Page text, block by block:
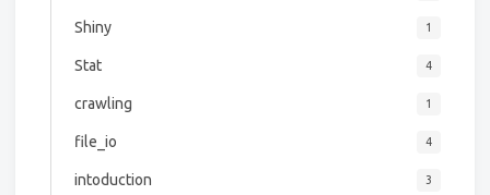
Shiny 1
Stat 4
crawling 1
file_io 4
intoduction 3